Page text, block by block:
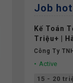
Job hot
Kế Toán
Triệu+ |
Công Ty
Active
15 - 20